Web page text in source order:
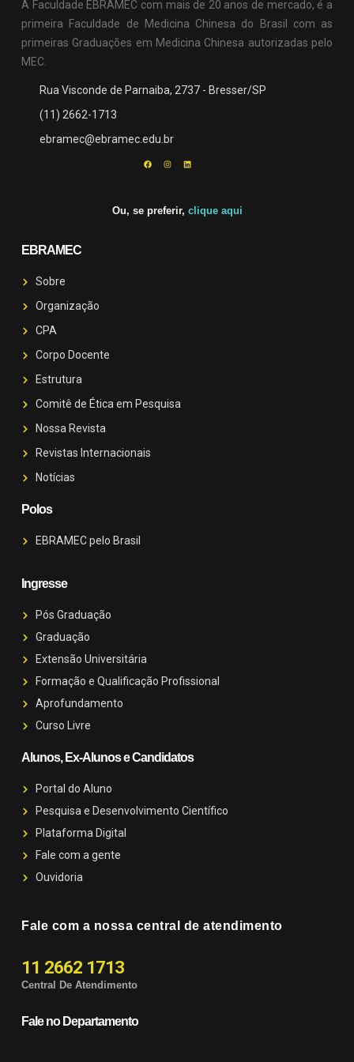
A Faculdade EBRAMEC com mais de 20 anos de mercado, é a
primeira Faculdade de Medicina Chinesa do Brasil com as
primeiras Graduações em Medicina Chinesa autorizadas pelo
MEC.
Rua Visconde de Parnaiba, 2737 - Bresser/SP
(11) 2662-1713
ebramec@ebramec.edu.br
Ou, se preferir, clique aqui
EBRAMEC
Sobre
Organização
CPA
Corpo Docente
Estrutura
Comitê de Ética em Pesquisa
Nossa Revista
Revistas Internacionais
Notícias
Polos
EBRAMEC pelo Brasil
Ingresse
Pós Graduação
Graduação
Extensão Universitária
Formação e Qualificação Profissional
Aprofundamento
Curso Livre
Alunos, Ex-Alunos e Candidatos
Portal do Aluno
Pesquisa e Desenvolvimento Científico
Plataforma Digital
Fale com a gente
Ouvidoria
Fale com a nossa central de atendimento
11 2662 1713
Central De Atendimento
Fale no Departamento